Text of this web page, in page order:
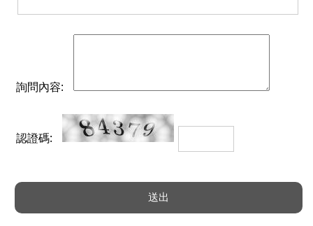
詢問內容:
認證碼: